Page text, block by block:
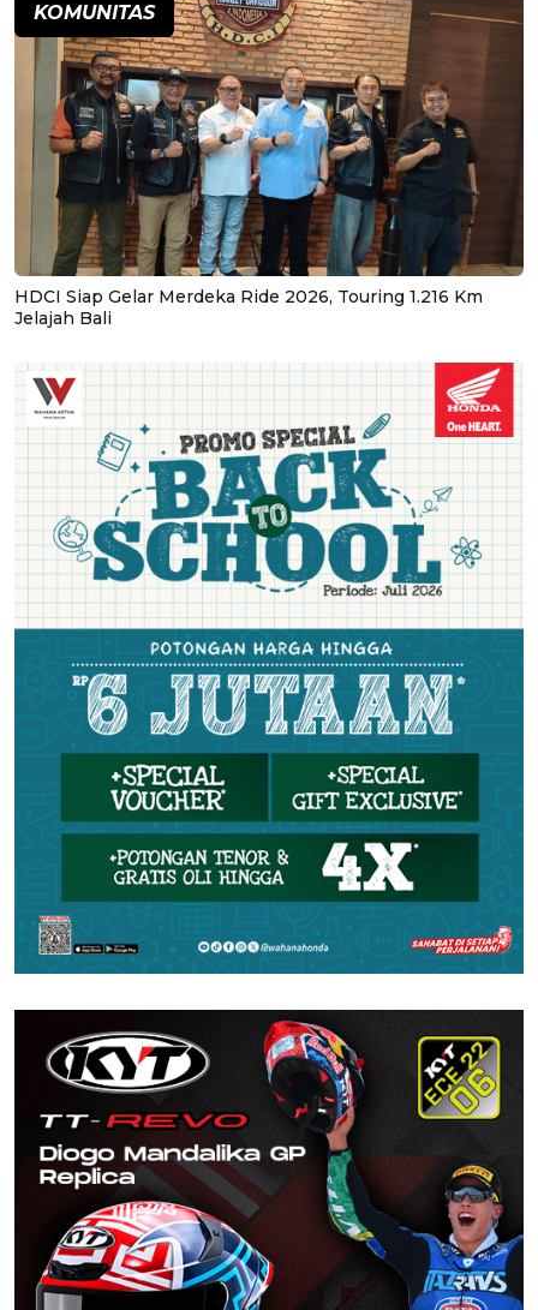
KOMUNITAS
HDCI Siap Gelar Merdeka Ride 2026, Touring 1.216 Km
Jelajah Bali